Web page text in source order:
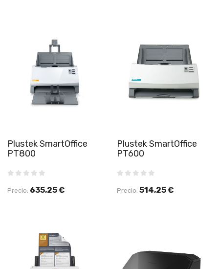
Plustek SmartOffice
PT800
Precio: 635,25 €
Plustek SmartOffice
PT600
Precio: 514,25 €